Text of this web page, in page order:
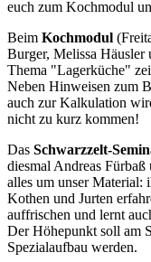
euch zum Kochmodul
Beim Kochmodul
Burger, Melissa Häusler
Thema "Lagerküche"
Neben Hinweisen zum
auch zur Kalkulation
nicht zu kurz kommen!
Das Schwarzzelt-
diesmal Andreas
alles um unser Material:
Kothen und Jurten
auffrischen und lernt
Der Höhepunkt soll am
Spezialaufbau werden.